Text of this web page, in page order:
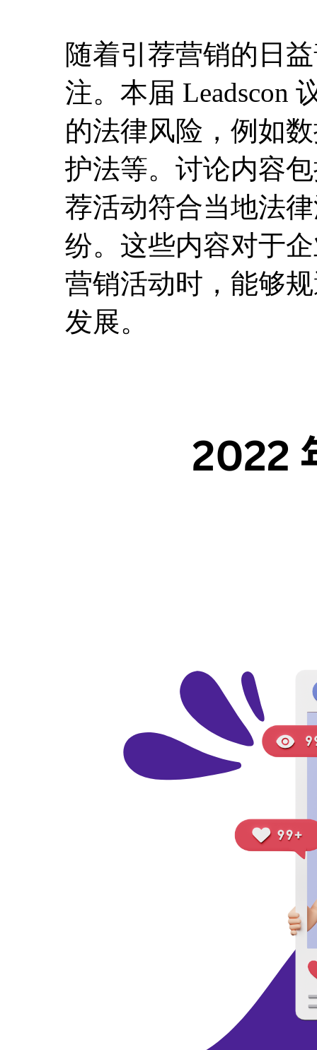
随着引荐营销的日
注。本届 Leadscon
的法律风险，例如
护法等。讨论内容
荐活动符合当地法
纷。这些内容对于
营销活动时，能够
发展。